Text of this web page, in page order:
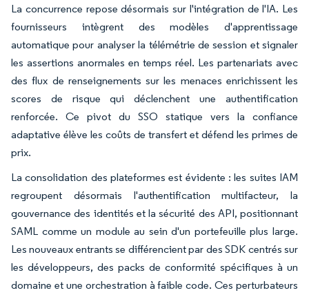
La concurrence repose désormais sur l'intégration de l'IA. Les
fournisseurs intègrent des modèles d'apprentissage
automatique pour analyser la télémétrie de session et signaler
les assertions anormales en temps réel. Les partenariats avec
des flux de renseignements sur les menaces enrichissent les
scores de risque qui déclenchent une authentification
renforcée. Ce pivot du SSO statique vers la confiance
adaptative élève les coûts de transfert et défend les primes de
prix.
La consolidation des plateformes est évidente : les suites IAM
regroupent désormais l'authentification multifacteur, la
gouvernance des identités et la sécurité des API, positionnant
SAML comme un module au sein d'un portefeuille plus large.
Les nouveaux entrants se différencient par des SDK centrés sur
les développeurs, des packs de conformité spécifiques à un
domaine et une orchestration à faible code. Ces perturbateurs